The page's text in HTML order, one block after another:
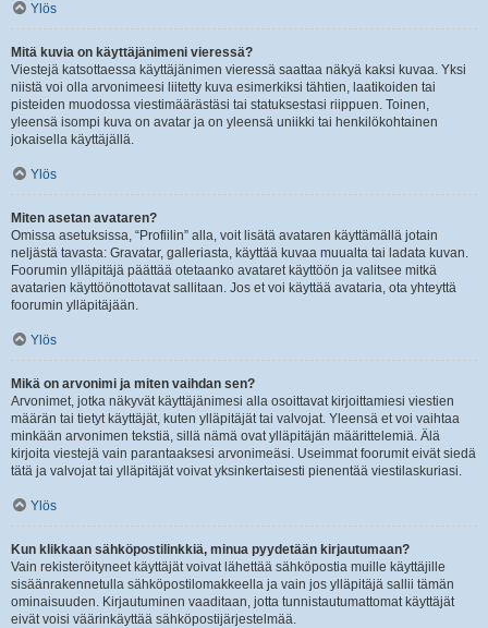
Ylös
Mitä kuvia on käyttäjänimeni vieressä?
Viestejä katsottaessa käyttäjänimen vieressä saattaa näkyä kaksi kuvaa. Yksi
niistä voi olla arvonimeesi liitetty kuva esimerkiksi tähtien, laatikoiden tai
pisteiden muodossa viestimäärästäsi tai statuksestasi riippuen. Toinen,
yleensä isompi kuva on avatar ja on yleensä uniikki tai henkilökohtainen
jokaisella käyttäjällä.
Ylös
Miten asetan avataren?
Omissa asetuksissa, “Profiilin” alla, voit lisätä avataren käyttämällä jotain
neljästä tavasta: Gravatar, galleriasta, käyttää kuvaa muualta tai ladata kuvan.
Foorumin ylläpitäjä päättää otetaanko avataret käyttöön ja valitsee mitkä
avatarien käyttöönottotavat sallitaan. Jos et voi käyttää avataria, ota yhteyttä
foorumin ylläpitäjään.
Ylös
Mikä on arvonimi ja miten vaihdan sen?
Arvonimet, jotka näkyvät käyttäjänimesi alla osoittavat kirjoittamiesi viestien
määrän tai tietyt käyttäjät, kuten ylläpitäjät tai valvojat. Yleensä et voi vaihtaa
minkään arvonimen tekstiä, sillä nämä ovat ylläpitäjän määrittelemiä. Älä
kirjoita viestejä vain parantaaksesi arvonimeäsi. Useimmat foorumit eivät siedä
tätä ja valvojat tai ylläpitäjät voivat yksinkertaisesti pienentää viestilaskuriasi.
Ylös
Kun klikkaan sähköpostilinkkiä, minua pyydetään kirjautumaan?
Vain rekisteröityneet käyttäjät voivat lähettää sähköpostia muille käyttäjille
sisäänrakennetulla sähköpostilomakkeella ja vain jos ylläpitäjä sallii tämän
ominaisuuden. Kirjautuminen vaaditaan, jotta tunnistautumattomat käyttäjät
eivät voisi väärinkäyttää sähköpostijärjestelmää.